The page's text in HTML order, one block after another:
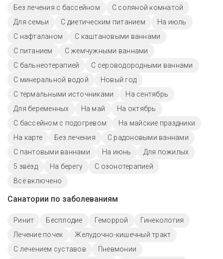
Без лечения с бассейном
С соляной комнатой
Для семьи
С диетическим питанием
На июль
С нафталаном
С каштановыми ваннами
С питанием
С жемчужными ваннами
С бальнеотерапией
С сероводородными ваннами
С минеральной водой
Новый год
С термальными источниками
На сентябрь
Для беременных
На май
На октябрь
С бассейном с подогревом
На майские праздники
На карте
Без лечения
С радоновыми ваннами
С пантовыми ваннами
На июнь
Для пожилых
5 звёзд
На берегу
С озонотерапией
Всё включено
Санатории по заболеваниям
Ринит Бесплодие Геморрой
Гинекология
Лечение почек
Желудочно-кишечный тракт
С лечением суставов
Пневмонии